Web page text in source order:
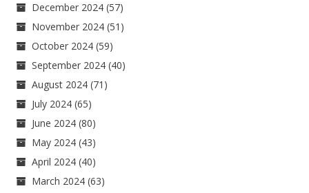
December 2024 (57)
November 2024 (51)
October 2024 (59)
September 2024 (40)
August 2024 (71)
July 2024 (65)
June 2024 (80)
May 2024 (43)
April 2024 (40)
March 2024 (63)